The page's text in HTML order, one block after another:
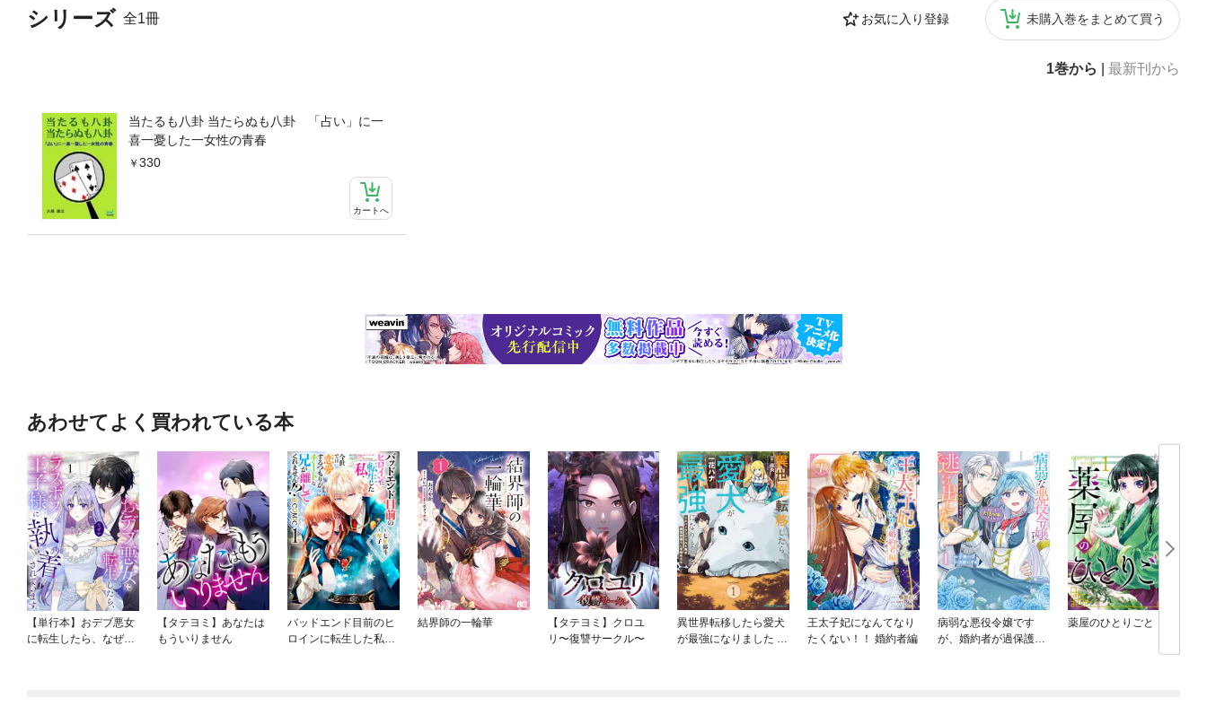
シリーズ 全1冊 お気に入り登録 未購入巻をまとめて買う
1巻から 最新刊から
当たるも八卦 当たらぬも八卦 「占い」に一
喜一憂した一女性の青春
330
カートへ
あわせてよく買われている本
【単行本】おデブ悪女
に転生したら、なぜか
【タテヨミ】あなたは
もういりません
バッドエンド目前のヒ
ロインに転生した私、
結界師の一輪華
【タテヨミ】クロユ
リ〜復讐サークル〜
異世界転移したら愛犬
が最強になりました ～
王太子妃になんてなり
たくない！！ 婚約者編
病弱な悪役令嬢です
が、婚約者が過保護す
薬屋のひとりごと